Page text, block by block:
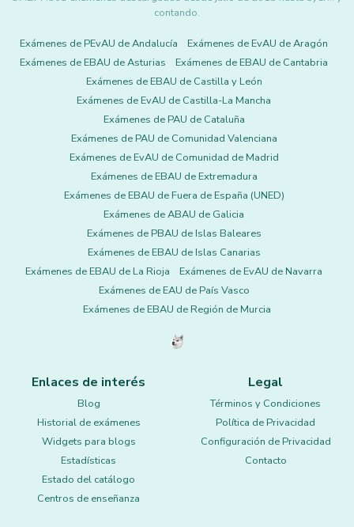
contando.
Exámenes de PEvAU de Andalucía
Exámenes de EvAU de Aragón
Exámenes de EBAU de Asturias
Exámenes de EBAU de Cantabria
Exámenes de EBAU de Castilla y León
Exámenes de EvAU de Castilla-La Mancha
Exámenes de PAU de Cataluña
Exámenes de PAU de Comunidad Valenciana
Exámenes de EvAU de Comunidad de Madrid
Exámenes de EBAU de Extremadura
Exámenes de EBAU de Fuera de España (UNED)
Exámenes de ABAU de Galicia
Exámenes de PBAU de Islas Baleares
Exámenes de EBAU de Islas Canarias
Exámenes de EBAU de La Rioja
Exámenes de EvAU de Navarra
Exámenes de EAU de País Vasco
Exámenes de EBAU de Región de Murcia
Enlaces de interés
Blog
Historial de exámenes
Widgets para blogs
Estadísticas
Estado del catálogo
Centros de enseñanza
Legal
Términos y Condiciones
Política de Privacidad
Configuración de Privacidad
Contacto